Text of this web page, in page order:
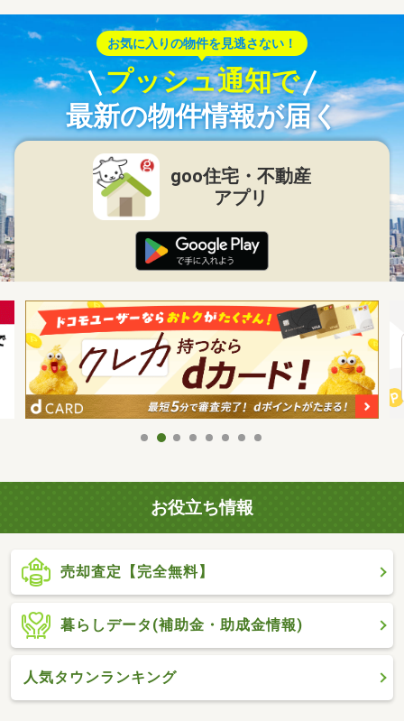
お気に入りの物件を見逃さない！
プッシュ通知で
最新の物件情報が届く
goo住宅・不動産
アプリ
お役立ち情報
売却査定【完全無料】
暮らしデータ(補助金・助成金情報)
人気タウンランキング